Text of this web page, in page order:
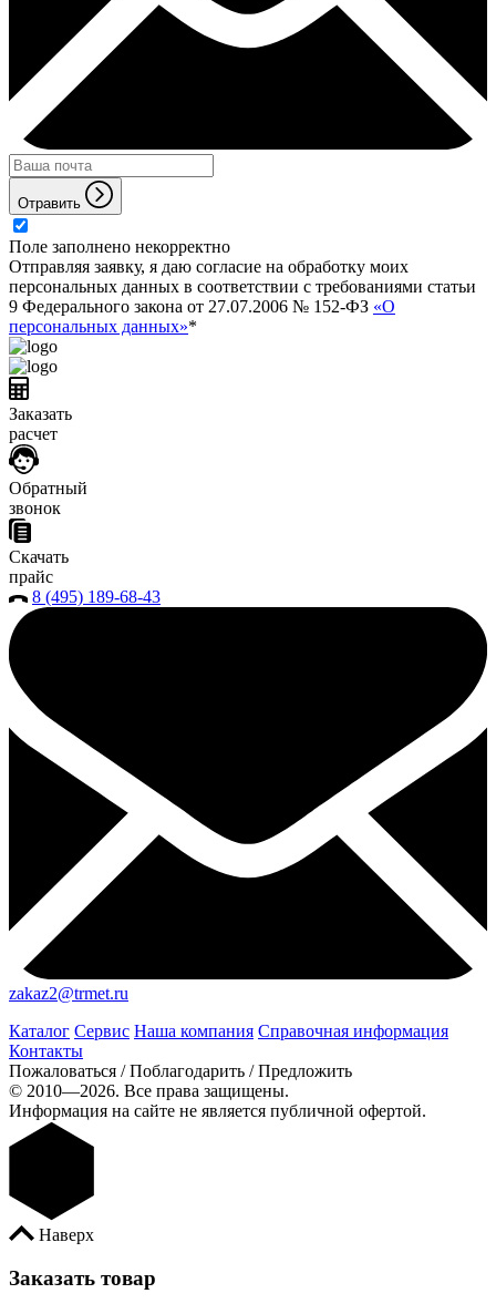
Отравить
Поле заполнено некорректно
Отправляя заявку, я даю согласие на обработку моих
персональных данных в соответствии с требованиями статьи
9 Федерального закона от 27.07.2006 № 152-ФЗ «О
персональных данных»*
Заказать
расчет
Обратный
звонок
Скачать
прайс
8 (495) 189-68-43
zakaz2@trmet.ru
Каталог Сервис Наша компания Справочная информация
Контакты
Пожаловаться / Поблагодарить / Предложить
© 2010—2026. Все права защищены.
Информация на сайте не является публичной офертой.
Наверх
Заказать товар